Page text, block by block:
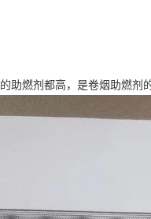
助燃剂都高，是卷烟助燃剂